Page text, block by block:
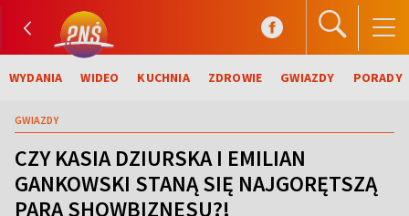
WYDANIA WIDEO KUCHNIA ZDROWIE GWIAZDY PORADY
GWIAZDY
CZY KASIA DZIURSKA I EMILIAN
GANKOWSKI STANĄ SIĘ NAJGORĘTSZĄ
PARĄ SHOWBIZNESU?!